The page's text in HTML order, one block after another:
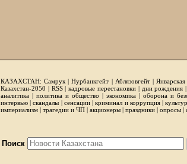
КАЗАХСТАН: Самрук |Нурбанкгейт | Аблязовгейт|
Казахстан-2050 | RSS|кадровые перестановки| дни рождения |
аналитика | политика и общество | экономика | оборона и
интервью |скандалы | сенсации|криминал и коррупция|
империализм | трагедии и ЧП | акционеры | праздники | опросы |
Поиск